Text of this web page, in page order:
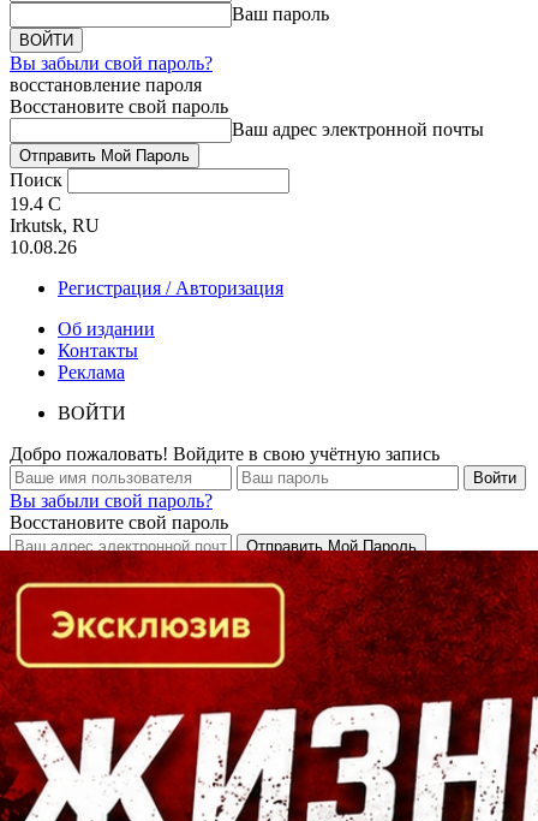
Ваш пароль
Вы забыли свой пароль?
восстановление пароля
Восстановите свой пароль
Ваш адрес электронной почты
Поиск
19.4 C
Irkutsk, RU
10.08.26
Регистрация / Авторизация
Об издании
Контакты
Реклама
ВОЙТИ
Добро пожаловать! Войдите в свою учётную запись
Вы забыли свой пароль?
Восстановите свой пароль
Кто есть кто в Байкальском регионе